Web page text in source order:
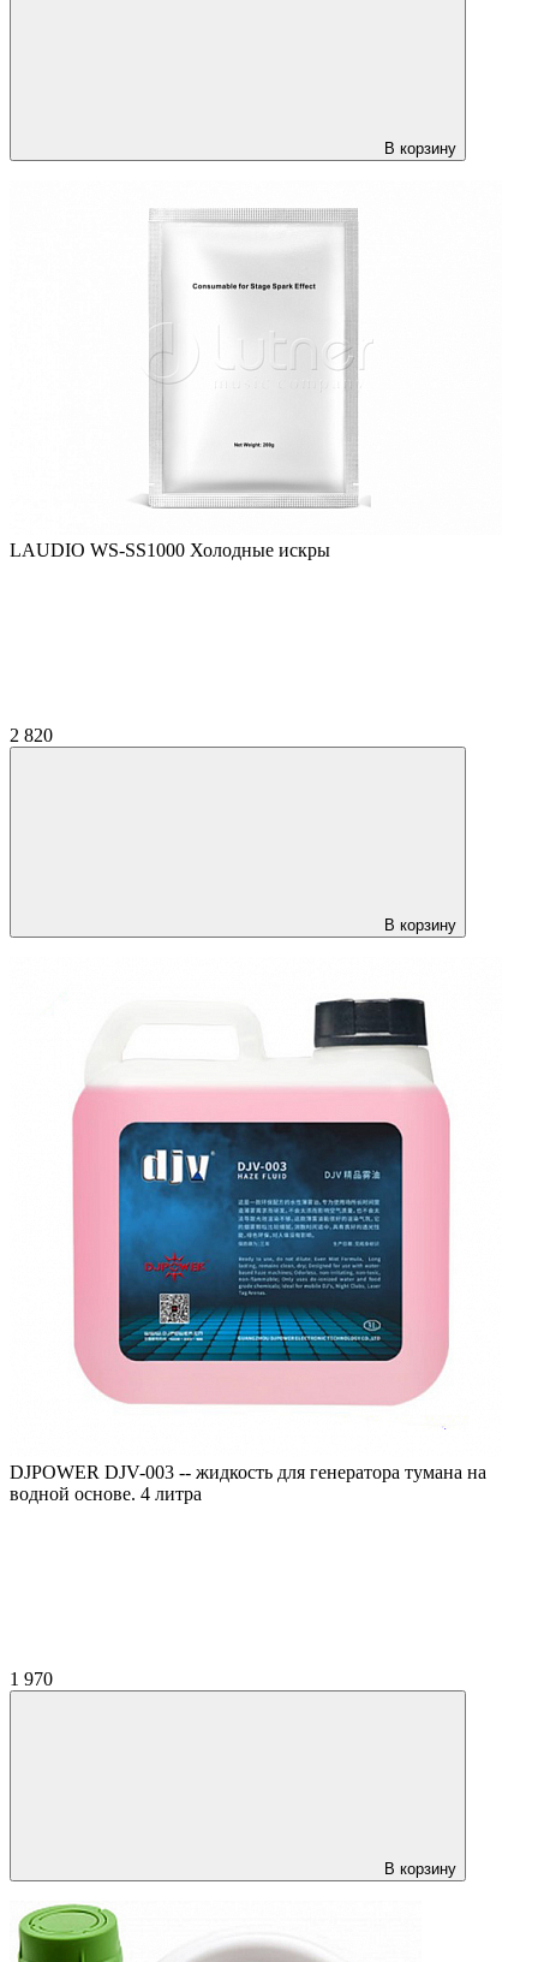
В корзину
LAUDIO WS-SS1000 Холодные искры
2 820
В корзину
DJPOWER DJV-003 -- жидкость для генератора тумана на
водной основе. 4 литра
1 970
В корзину